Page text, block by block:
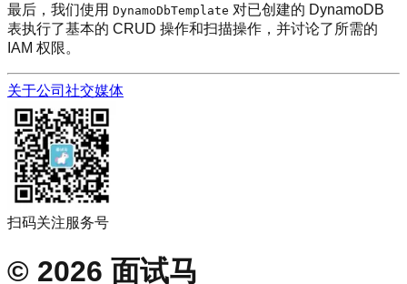
最后，我们使用 DynamoDbTemplate 对已创建的 DynamoDB
表执行了基本的 CRUD 操作和扫描操作，并讨论了所需的
IAM 权限。
关于公司 社交媒体
扫码关注服务号
© 2026 面试马